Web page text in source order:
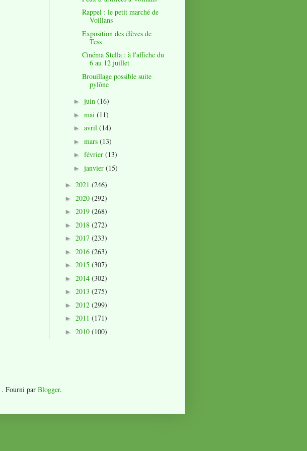
Rappel : le petit marché de
Voillans
Exposition des élèves de
Tess
Cinéma Stella : à l'affiche du
6 au 12 juillet
Brouillage possible suite
pylône
► juin (16)
► mai (11)
► avril (14)
► mars (13)
► février (13)
► janvier (15)
► 2021 (246)
► 2020 (292)
► 2019 (268)
► 2018 (272)
► 2017 (233)
► 2016 (263)
► 2015 (307)
► 2014 (302)
► 2013 (275)
► 2012 (299)
► 2011 (171)
► 2010 (100)
Fourni par Blogger.